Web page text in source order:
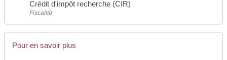
Crédit d'impôt recherche (CIR)
Fiscalité
Pour en savoir plus